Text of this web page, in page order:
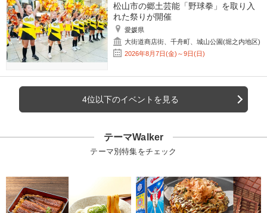
松山市の郷土芸能「野球拳」を取り入
れた祭りが開催
愛媛県
大街道商店街、千舟町、城山公園(堀之内地区)
2026年8月7日(金)～9日(日)
4位以下のイベントを見る
テーマWalker
テーマ別特集をチェック